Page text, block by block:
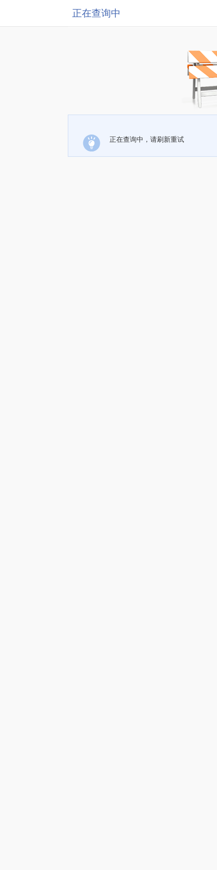
正在查询中
正在查询中，请刷新重试